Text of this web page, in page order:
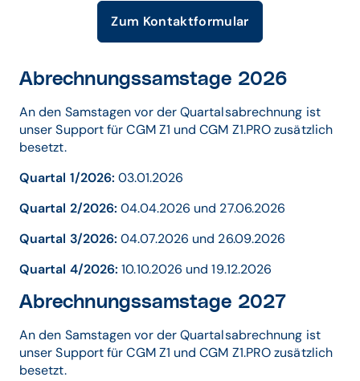
Zum Kontaktformular
Abrechnungssamstage 2026
An den Samstagen vor der Quartalsabrechnung ist
unser Support für CGM Z1 und CGM Z1.PRO zusätzlich
besetzt.
Quartal 1/2026: 03.01.2026
Quartal 2/2026: 04.04.2026 und 27.06.2026
Quartal 3/2026: 04.07.2026 und 26.09.2026
Quartal 4/2026: 10.10.2026 und 19.12.2026
Abrechnungssamstage 2027
An den Samstagen vor der Quartalsabrechnung ist
unser Support für CGM Z1 und CGM Z1.PRO zusätzlich
besetzt.